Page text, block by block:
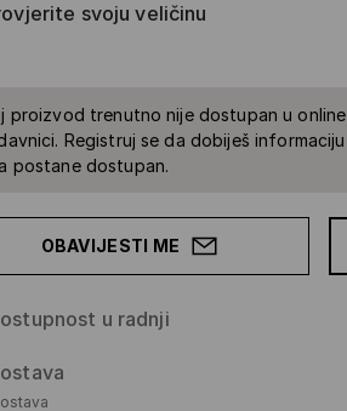
svoju veličinu
proizvod trenutno nije dostupan u online
Registruj se da dobiješ informaciju
postane dostupan.
OBAVIJESTI ME
u radnji